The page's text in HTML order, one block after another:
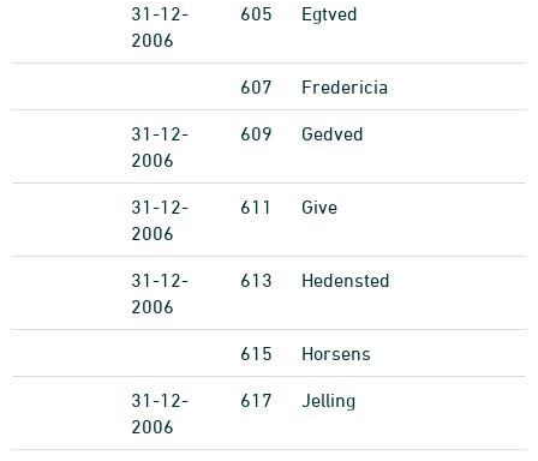
31-12-
2006
605 Egtved
607 Fredericia
31-12-
2006
609 Gedved
31-12-
2006
611 Give
31-12-
2006
613 Hedensted
615 Horsens
31-12-
2006
617 Jelling